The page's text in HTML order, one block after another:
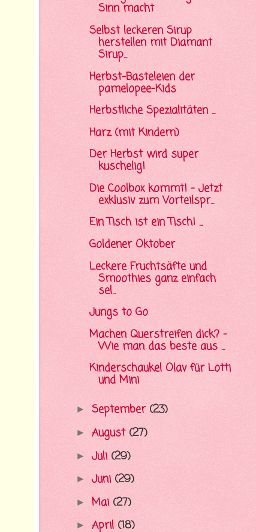
Sinn macht
Selbst leckeren Sirup
herstellen mit Diamant
Sirup...
Herbst-Basteleien der
pamelopee-Kids
Herbstliche Spezialitäten ...
Harz (mit Kindern)
Der Herbst wird super
kuschelig!
Die Coolbox kommt! - Jetzt
exklusiv zum Vorteilspr...
Ein Tisch ist ein Tisch! ...
Goldener Oktober
Leckere Fruchtsäfte und
Smoothies ganz einfach
sel...
Jungs to Go
Machen Querstreifen dick? -
Wie man das beste aus ...
Kinderschaukel Olav für Lotti
und Mini
► September (23)
► August (27)
► Juli (29)
► Juni (29)
► Mai (27)
► April (18)